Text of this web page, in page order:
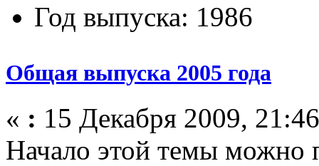
Год выпуска: 1986
Общая выпуска 2005 года
« : 15 Декабря 2009,
Начало этой темы можно